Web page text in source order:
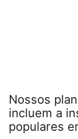
Nossos
incluem a
populares